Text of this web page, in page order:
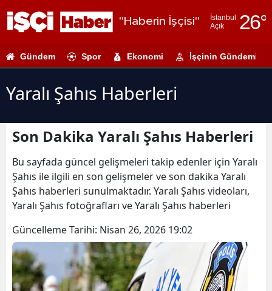
"Haberin İşçisi"
İstanbul
Açık
26°
Adıyaman
Amasya
Ankara
Antalya
Artvin
Balıkesir
Bilecik
Gündem Spor Ekonomi İşçinin Gündemi
Yaralı Şahıs Haberleri
Son Dakika Yaralı Şahıs Haberleri
Bu sayfada güncel gelişmeleri takip edenler için Yaralı
Şahıs ile ilgili en son gelişmeler ve son dakika Yaralı
Şahıs haberleri sunulmaktadır. Yaralı Şahıs videoları,
Yaralı Şahıs fotoğrafları ve Yaralı Şahıs haberleri
Güncelleme Tarihi: Nisan 26, 2026 19:02